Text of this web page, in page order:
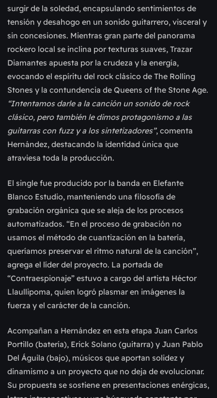
surgir de la soledad, encapsulando sentimientos de
tensión y desahogo en un sonido guitarrero, visceral y
sin concesiones. Mientras gran parte del panorama
rockero local se inclina por texturas suaves, Trazar
Diamantes apuesta por la crudeza y la energía,
evocando el espíritu del rock clásico de The Rolling
Stones y la contundencia de Queens of the Stone Age.
“Intentamos darle a la canción un sonido de rock
clásico, pero también le dimos protagonismo a las
guitarras con fuzz y a los sintetizadores”, comenta
Hernández, destacando la identidad única que
atraviesa toda la producción.
El single fue producido por la banda en Elefante
Blanco Estudio, manteniendo una filosofía de
grabación orgánica que se aleja de los procesos
automatizados. “En el proceso de grabación no
usamos el método de cuantización en la batería,
queríamos preservar el ritmo natural de la canción”,
agrega el líder del proyecto. La portada de
“Contraespionaje” estuvo a cargo del artista Héctor
Llaullipoma, quien logró plasmar en imágenes la
fuerza y el carácter de la canción.
Acompañan a Hernández en esta etapa Juan Carlos
Portillo (batería), Erick Solano (guitarra) y Juan Pablo
Del Águila (bajo), músicos que aportan solidez y
dinamismo a un proyecto que no deja de evolucionar.
Su propuesta se sostiene en presentaciones enérgicas,